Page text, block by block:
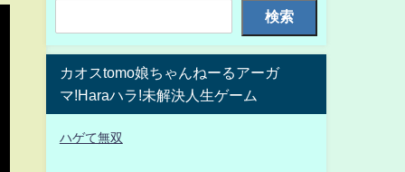
検索
カオスtomo娘ちゃんねーるアーガ
マ!Haraハラ!未解決人生ゲーム
ハゲて無双